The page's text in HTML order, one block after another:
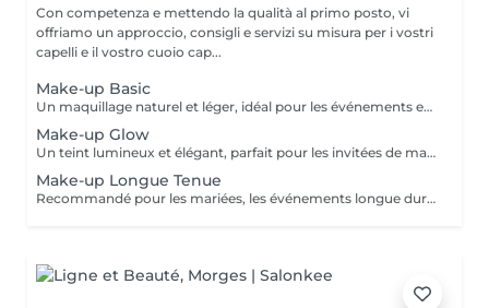
Con competenza e mettendo la qualità al primo posto, vi
offriamo un approccio, consigli e servizi su misura per i vostri
capelli e il vostro cuoio cap...
Make-up Basic
Un maquillage naturel et léger, idéal pour les événements en journée, les réunions et entretiens importants, les anniversaires, les shooting photos simples.
Make-up Glow
Un teint lumineux et élégant, parfait pour les invitées de mariage, les remises de diplôme, les soirées et occasions spéciales.
Make-up Longue Tenue
Recommandé pour les mariées, les événements longue durée, les shooting photos ou tournages vidéos professionnels, et toute occasion pour laquelle le maquillage doit rester impeccable pendant plusieurs heures.